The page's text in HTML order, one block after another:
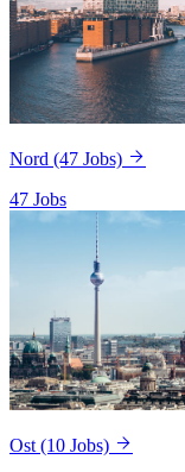
Nord (47 Jobs)
47 Jobs
Ost (10 Jobs)